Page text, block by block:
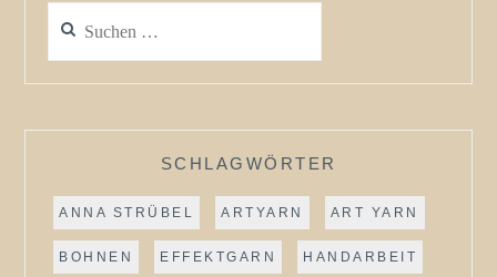
nach:
SCHLAGWÖRTER
ANNA STRÜBEL ARTYARN ART YARN
BOHNEN EFFEKTGARN HANDARBEIT